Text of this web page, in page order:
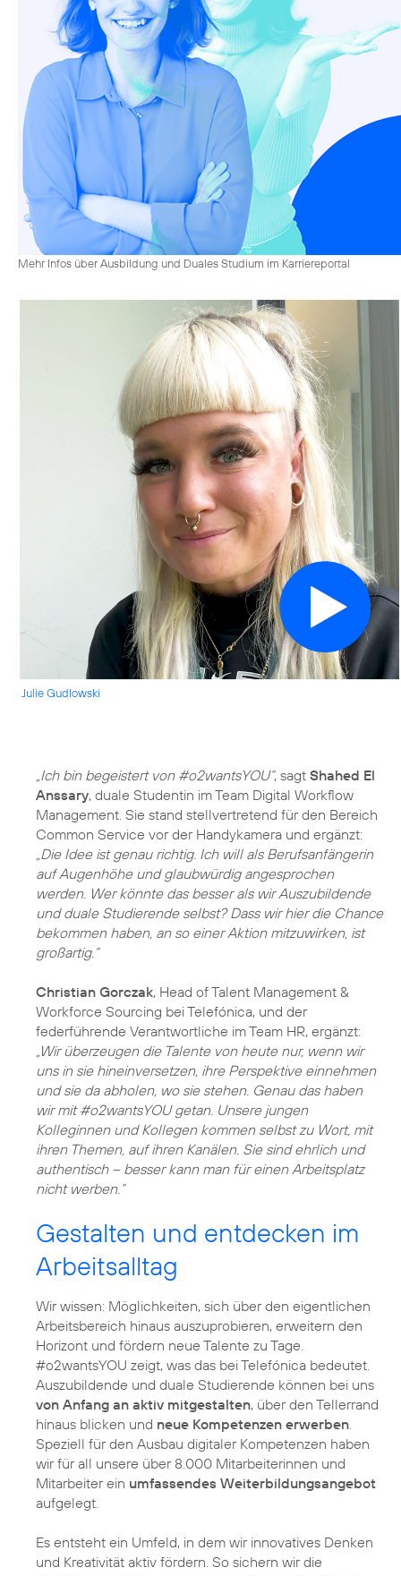
Mehr Infos über Ausbildung und Duales Studium im Karriereportal
Julie Gudlowski
„Ich bin begeistert von #o2wantsYOU“, sagt Shahed El
Anssary, duale Studentin im Team Digital Workflow
Management. Sie stand stellvertretend für den Bereich
Common Service vor der Handykamera und ergänzt:
„Die Idee ist genau richtig. Ich will als Berufsanfängerin
auf Augenhöhe und glaubwürdig angesprochen
werden. Wer könnte das besser als wir Auszubildende
und duale Studierende selbst? Dass wir hier die Chance
bekommen haben, an so einer Aktion mitzuwirken, ist
großartig.“
Christian Gorczak, Head of Talent Management &
Workforce Sourcing bei Telefónica, und der
federführende Verantwortliche im Team HR, ergänzt:
„Wir überzeugen die Talente von heute nur, wenn wir
uns in sie hineinversetzen, ihre Perspektive einnehmen
und sie da abholen, wo sie stehen. Genau das haben
wir mit #o2wantsYOU getan. Unsere jungen
Kolleginnen und Kollegen kommen selbst zu Wort, mit
ihren Themen, auf ihren Kanälen. Sie sind ehrlich und
authentisch – besser kann man für einen Arbeitsplatz
nicht werben.“
Gestalten und entdecken im
Arbeitsalltag
Wir wissen: Möglichkeiten, sich über den eigentlichen
Arbeitsbereich hinaus auszuprobieren, erweitern den
Horizont und fördern neue Talente zu Tage.
#o2wantsYOU zeigt, was das bei Telefónica bedeutet.
Auszubildende und duale Studierende können bei uns
von Anfang an aktiv mitgestalten, über den Tellerrand
hinaus blicken und neue Kompetenzen erwerben
Speziell für den Ausbau digitaler Kompetenzen haben
wir für all unsere über 8.000 Mitarbeiterinnen und
Mitarbeiter ein umfassendes Weiterbildungsangebot
aufgelegt.
Es entsteht ein Umfeld, in dem wir innovatives Denken
und Kreativität aktiv fördern. So sichern wir die